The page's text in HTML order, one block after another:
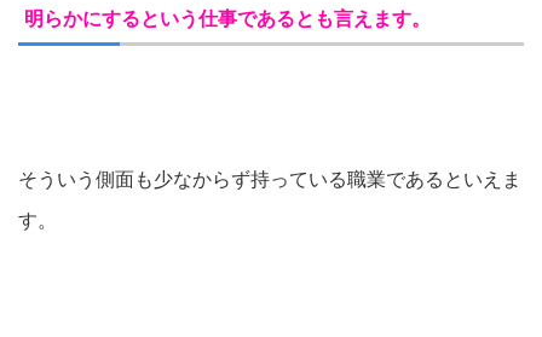
明らかにするという仕事であるとも言えます。
そういう側面も少なからず持っている職業であるといえま
す。